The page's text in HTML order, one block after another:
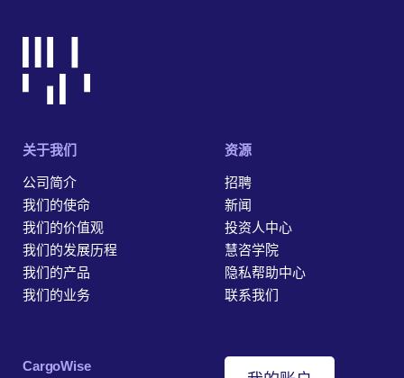
关于我们
公司简介
我们的使命
我们的价值观
我们的发展历程
我们的产品
我们的业务
资源
招聘
新闻
投资人中心
慧咨学院
隐私帮助中心
联系我们
‎CargoWise